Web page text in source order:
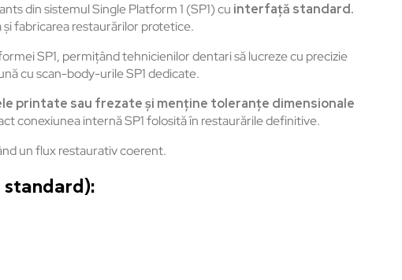
dinsistemulSingle Platform 1 (SP1) cu interfață standard.
șifabricarearestaurărilorprotetice.
SP1, permițândtehnicienilordentarisălucrezecu precizie
ăcu scan-body-urile SP1 dedicate.
printate sau frezateși menține toleranțe dimensionale
conexiuneainternăSP1folosităîn restaurăriledefinitive.
un fluxrestaurativcoerent.